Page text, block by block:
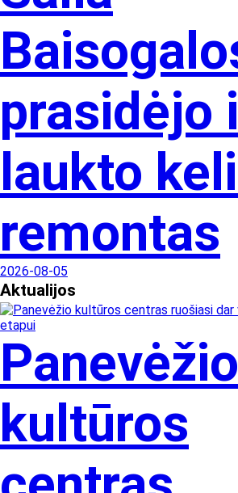
prasidėjo
laukto
remontas
2026-08-05
Aktualijos
Panevėžio
kultūros